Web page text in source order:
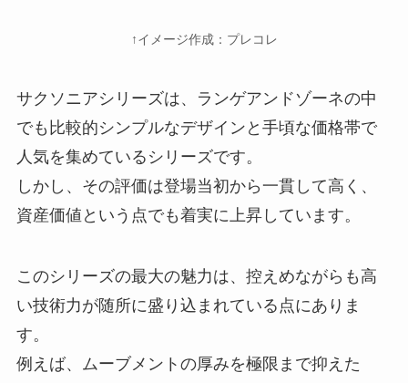
↑イメージ作成：プレコレ
サクソニアシリーズは、ランゲアンドゾーネの中
でも比較的シンプルなデザインと手頃な価格帯で
人気を集めているシリーズです。
しかし、その評価は登場当初から一貫して高く、
資産価値という点でも着実に上昇しています。
このシリーズの最大の魅力は、控えめながらも高
い技術力が随所に盛り込まれている点にありま
す。
例えば、ムーブメントの厚みを極限まで抑えた